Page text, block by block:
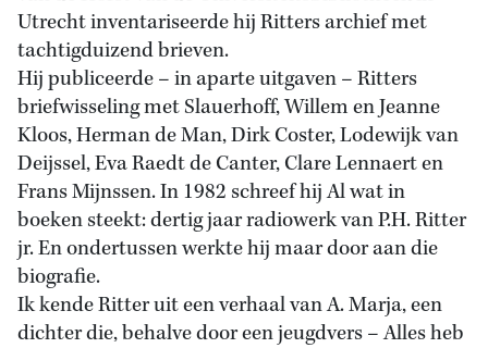
Utrecht inventariseerde hij Ritters archief met
tachtigduizend brieven.
Hij publiceerde – in aparte uitgaven – Ritters
briefwisseling met Slauerhoff, Willem en Jeanne
Kloos, Herman de Man, Dirk Coster, Lodewijk van
Deijssel, Eva Raedt de Canter, Clare Lennaert en
Frans Mijnssen. In 1982 schreef hij Al wat in
boeken steekt: dertig jaar radiowerk van P.H. Ritter
jr. En ondertussen werkte hij maar door aan die
biografie.
Ik kende Ritter uit een verhaal van A. Marja, een
dichter die, behalve door een jeugdvers – Alles heb